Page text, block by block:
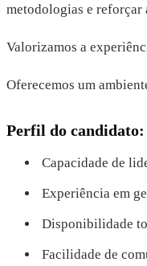
metodologias e reforçar
Valorizamos a
Oferecemos um
Perfil do candidato:
Capacidade de
Experiência em
Disponibilidade
Facilidade de